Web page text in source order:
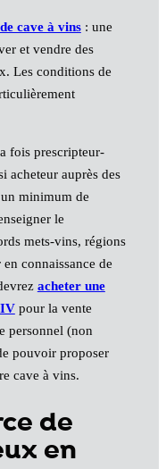
cave à vins: une
et vendre des
Les conditions de
fois prescripteur-
acheteur auprès des
minimum de
le
mets-vins, régions
connaissance de
acheter une
IVpour la vente
personnel (non
pouvoir proposer
cave à vins.
de
en